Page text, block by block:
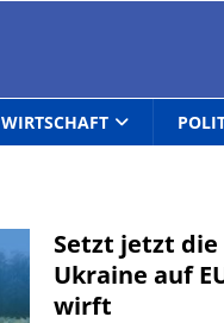
WIRTSCHAFT
Setzt jetzt die
Ukraine auf
wirft